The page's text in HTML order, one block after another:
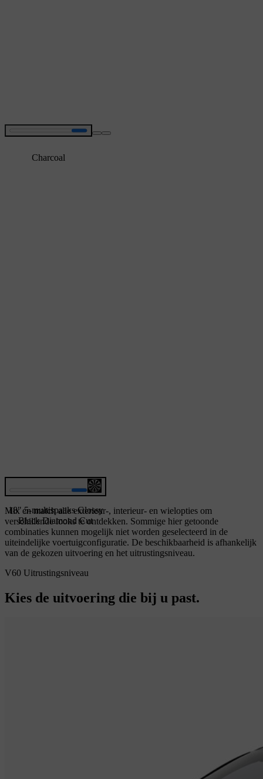
Charcoal
18" 5-multispaaks Glossy
Black Diamond Cut
Mix en match alle exterieur-, interieur- en wielopties om
verschillende looks te ontdekken. Sommige hier getoonde
combinaties kunnen mogelijk niet worden geselecteerd in de
uiteindelijke voertuigconfiguratie. De beschikbaarheid is afhankelijk
van de gekozen uitvoering en het uitrustingsniveau.
V60 Uitrustingsniveau
Kies de uitvoering die bij u past.